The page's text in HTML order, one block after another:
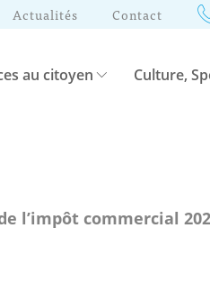
Actualités Contact
au citoyen Culture,
l’impôt commercial